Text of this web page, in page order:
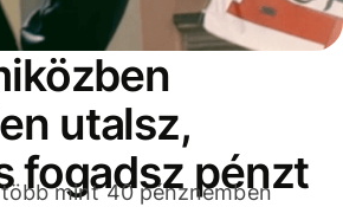
utalsz,
fogadsz pénzt
mint 40 pénznemben